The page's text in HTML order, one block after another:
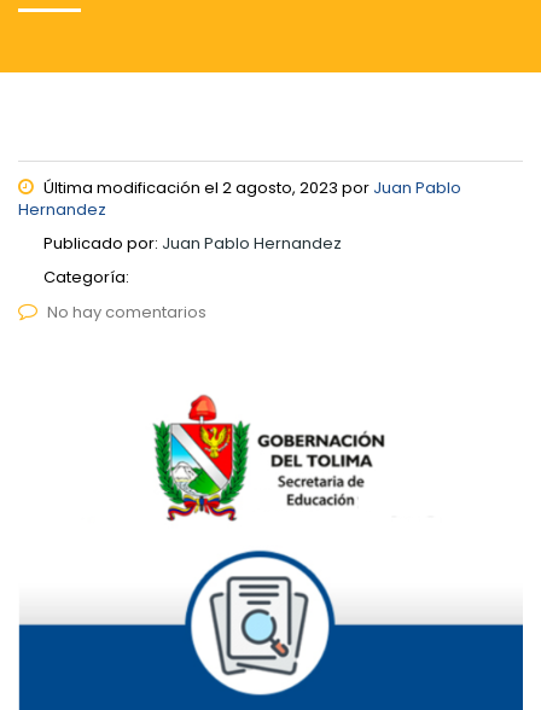
Última modificación el 2 agosto, 2023 por Juan Pablo
Hernandez
Publicado por: Juan Pablo Hernandez
Categoría:
No hay comentarios